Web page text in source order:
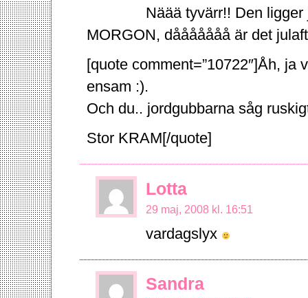
Näää tyvärr!! Den
MORGON, dååååååå är det
[quote comment=”10722″]Åh,
ensam :).
Och du.. jordgubbarna såg
Stor KRAM[/quote]
Lotta
29 maj, 2008 kl. 16:51
vardagslyx
Sandra